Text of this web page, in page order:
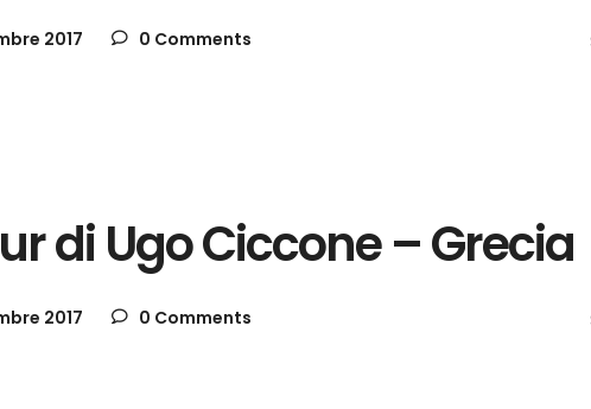
2017 0 Comments
di Ugo Ciccone – Grecia
2017 0 Comments